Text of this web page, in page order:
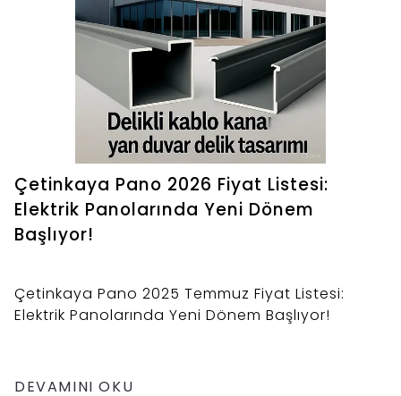
Çetinkaya Pano 2026 Fiyat Listesi:
Elektrik Panolarında Yeni Dönem
Başlıyor!
Çetinkaya Pano 2025 Temmuz Fiyat Listesi:
Elektrik Panolarında Yeni Dönem Başlıyor!
DEVAMINI OKU